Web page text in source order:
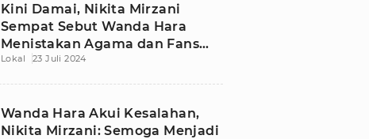
Kini Damai, Nikita Mirzani
Sempat Sebut Wanda Hara
Menistakan Agama dan Fans
Nagita Slavina Barbar
Lokal 23 Juli 2024
Wanda Hara Akui Kesalahan,
Nikita Mirzani: Semoga Menjadi